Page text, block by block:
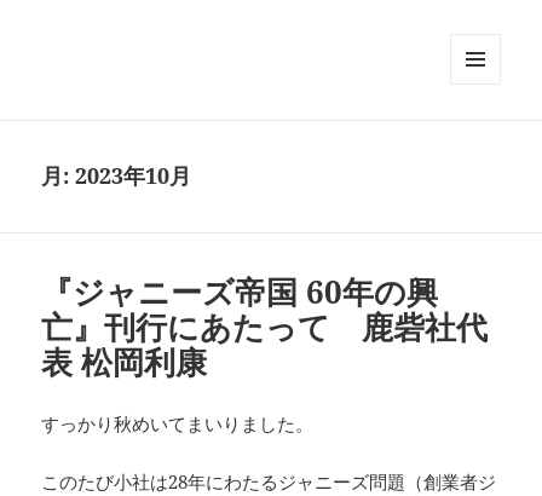
月:2023年10月
『ジャニーズ帝国 60年の興
亡』刊行にあたって 鹿砦社代
表 松岡利康
すっかり秋めいてまいりました。
このたび小社は28年にわたるジャニーズ問題（創業者ジ